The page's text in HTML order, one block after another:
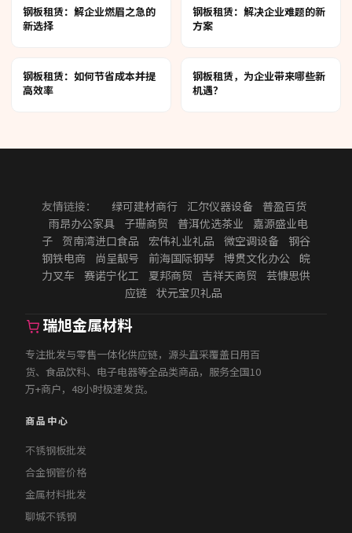
钢板租赁：解企业燃眉之急的
新选择
钢板租赁：解决企业难题的新
方案
钢板租赁：如何节省成本并提
高效率
钢板租赁，为企业带来哪些新
机遇？
友情链接： 绿可建材商行 汇尔仪器设备
普盈百货
雨昂办公家具
子珊商贸 普洱优选茶业
嘉源盛业电
子
贺南湾进口食品 宏伟礼业礼品 微空调设备
钢谷
钢铁电商
尚呈靓号 前海国际钢琴 博贯文化办公
皖
力叉车
赛诺宁化工 夏邦商贸 吉祥天商贸
芸慷思供
应链 状元宝贝礼品
瑞旭金属材料
专注批发与零售一体化供应链，源头直采覆盖日用百
货、食品饮料、电子电器等全品类商品，服务全国10
万+商户，48小时极速发货。
商品中心
不锈钢板批发
合金钢管价格
金属材料批发
聊城不锈钢